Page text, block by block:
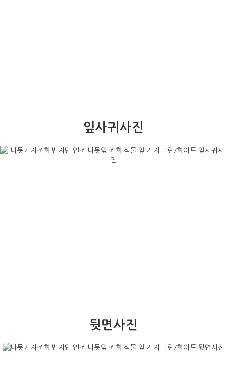
잎사귀사진
뒷면사진